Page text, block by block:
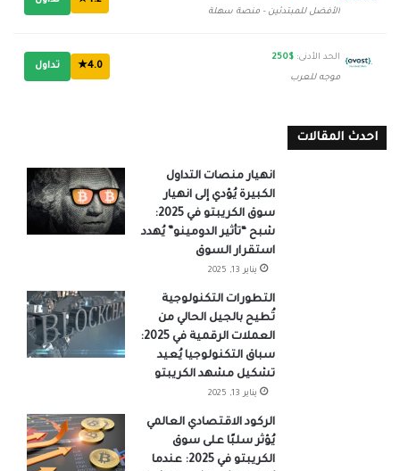
الأفضل للمبتدئين - منصة سهلة
الحد الأدنى: $250
موجه للعرب
4.0★ تداول
احدث المقالات
انهيار منصات التداول
الكبيرة يُؤدي إلى انهيار
سوق الكريبتو في 2025:
شبح “تأثير الدومينو” يُهدد
استقرار السوق
يناير 13, 2025
التطورات التكنولوجية
تُطيح بالجيل الحالي من
العملات الرقمية في 2025:
سباق التكنولوجيا يُعيد
تشكيل مشهد الكريبتو
يناير 13, 2025
الركود الاقتصادي العالمي
يُؤثر سلبًا على سوق
الكريبتو في 2025: عندما